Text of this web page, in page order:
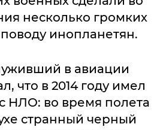
несколько громких
инопланетян.
в авиации
что в 2014 году имел
НЛО: во время полета
странный черный